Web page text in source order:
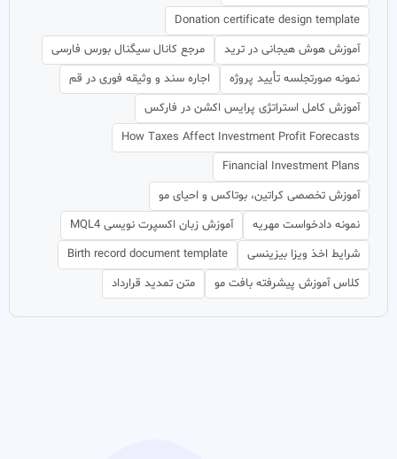
Donation certificate design template
آموزش هوش هیجانی در ترید
مرجع کانال سیگنال بورس فارسی
نمونه صورتجلسه تأیید پروژه
اجاره سند و وثیقه فوری در قم
آموزش کامل استراتژی پرایس اکشن در فارکس
How Taxes Affect Investment Profit Forecasts
Financial Investment Plans
آموزش تخصصی کراتین، بوتاکس و احیای مو
نمونه دادخواست مهریه
آموزش زبان اکسپرت نویسی MQL4
شرایط اخذ ویزا بیزینسی
Birth record document template
کلاس آموزش پیشرفته بافت مو
متن تمدید قرارداد